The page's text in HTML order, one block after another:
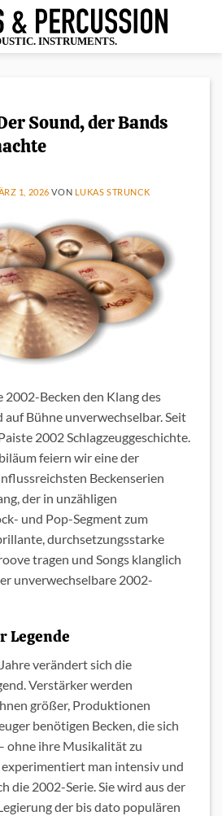
Sound, der Bands
1, 2026 VON LUKAS STRUNCK
2002-Becken den Klang des
auf Bühne unverwechselbar. Seit
2002 Schlagzeuggeschichte.
feiern wir eine der
Beckenserien
der in unzähligen
und Pop-Segment zum
durchsetzungsstarke
tragen und Songs klanglich
unverwechselbare 2002-
Legende
verändert sich die
Verstärker werden
größer, Produktionen
benötigen Becken, die sich
ohne ihre Musikalität zu
man intensiv und
die 2002-Serie. Sie wird aus der
der bis dato populären